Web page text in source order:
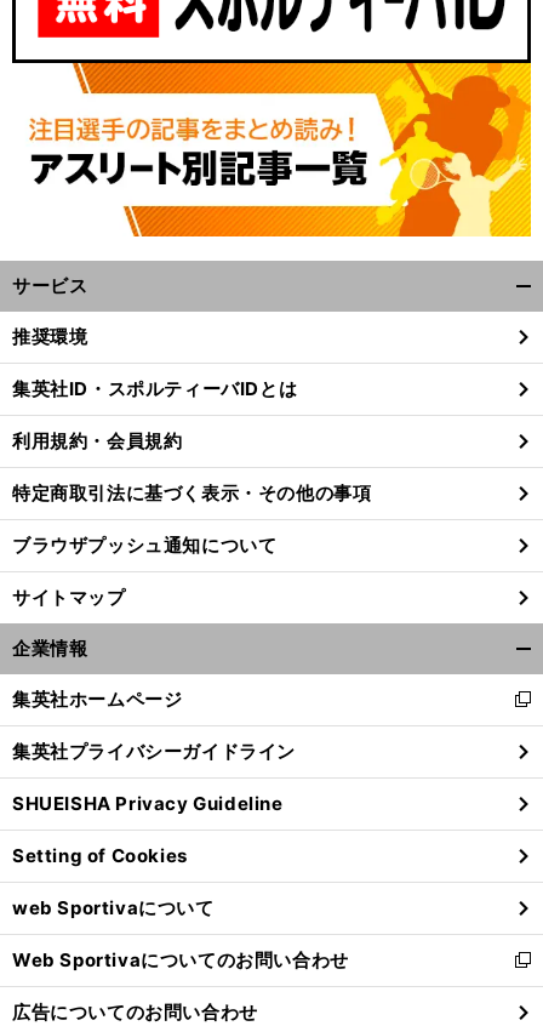
サービス
閉
る
推奨環境
集英社ID・スポルティーバIDとは
利用規約・会員規約
特定商取引法に基づく表示・その他の事項
ブラウザプッシュ通知について
サイトマップ
企業情報
閉
る
集英社ホームページ
新
し
い
ウ
ィ
ン
ド
ウ
で
開
く
集英社プライバシーガイドライン
SHUEISHA Privacy Guideline
Setting of Cookies
web Sportivaについて
Web Sportivaについてのお問い合わせ
新
し
い
広告についてのお問い合わせ